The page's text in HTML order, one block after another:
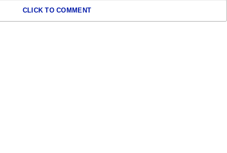
CLICK TO COMMENT